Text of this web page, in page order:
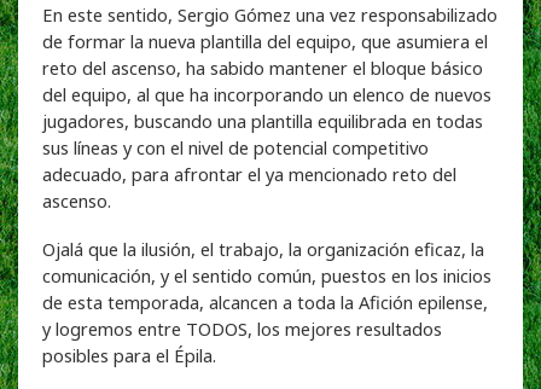
En este sentido, Sergio Gómez una vez responsabilizado
de formar la nueva plantilla del equipo, que asumiera el
reto del ascenso, ha sabido mantener el bloque básico
del equipo, al que ha incorporando un elenco de nuevos
jugadores, buscando una plantilla equilibrada en todas
sus líneas y con el nivel de potencial competitivo
adecuado, para afrontar el ya mencionado reto del
ascenso.
Ojalá que la ilusión, el trabajo, la organización eficaz, la
comunicación, y el sentido común, puestos en los inicios
de esta temporada, alcancen a toda la Afición epilense,
y logremos entre TODOS, los mejores resultados
posibles para el Épila.